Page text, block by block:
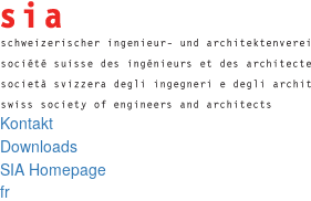
Kontakt
Downloads
SIA Homepage
fr